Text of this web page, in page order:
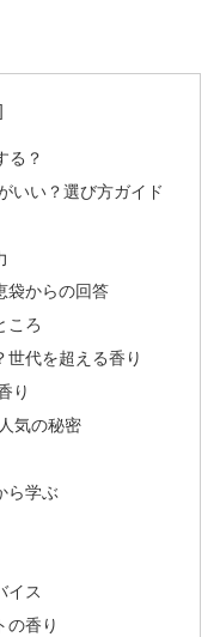
る？
いい？選び方ガイド
袋からの回答
ころ
世代を超える香り
り
気の秘密
ら学ぶ
イス
の香り